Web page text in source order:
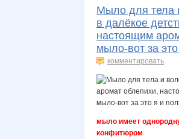
Мыло для тела
в далёкое
настоящим
мыло-вот за
комментировать
мыло имеет
конфитюром